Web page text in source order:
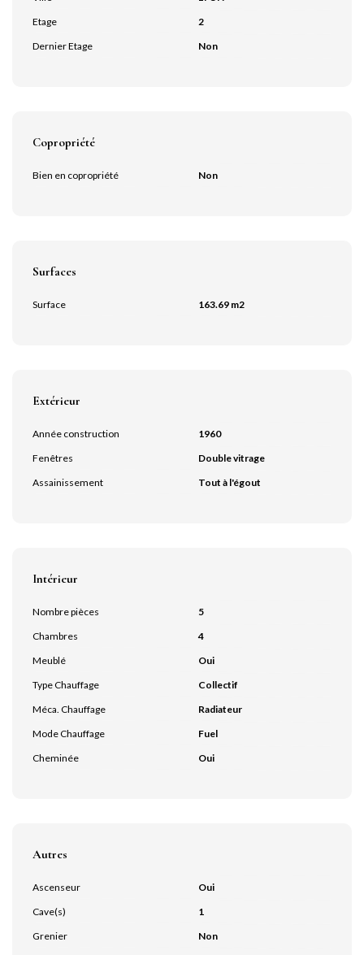
Etage
2
Dernier Etage
Non
Copropriété
Bien en copropriété Non
Surfaces
Surface 163.69 m2
Extérieur
Année construction
1960
Fenêtres
Double vitrage
Assainissement
Tout à l'égout
Intérieur
Nombre pièces
5
Chambres
4
Meublé
Oui
Type Chauffage
Collectif
Méca. Chauffage
Radiateur
Mode Chauffage
Fuel
Cheminée
Oui
Autres
Ascenseur
Oui
Cave(s)
1
Grenier
Non